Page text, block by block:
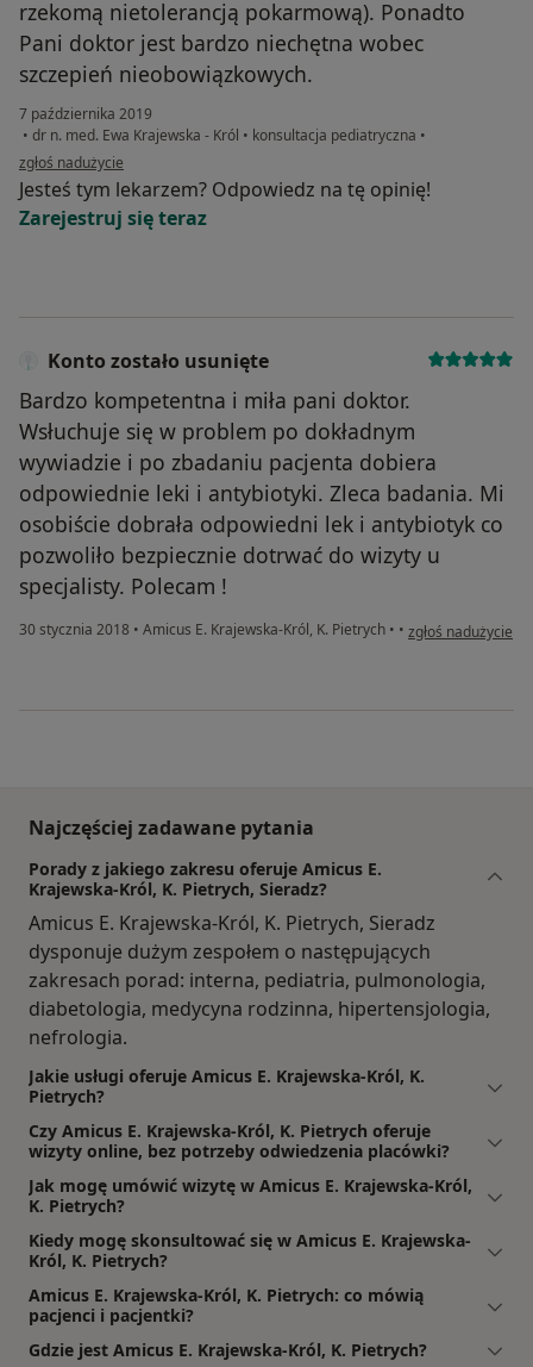
rzekomą nietolerancją pokarmową). Ponadto
Pani doktor jest bardzo niechętna wobec
szczepień nieobowiązkowych.
7 października 2019
• dr n. med. Ewa Krajewska - Król • konsultacja pediatryczna •
w opinii użytkownika Konto zostało usunięte
zgłoś nadużycie
Jesteś tym lekarzem? Odpowiedz na tę opinię!
Zarejestruj się teraz
Konto zostało usunięte
Bardzo kompetentna i miła pani doktor.
Wsłuchuje się w problem po dokładnym
wywiadzie i po zbadaniu pacjenta dobiera
odpowiednie leki i antybiotyki. Zleca badania. Mi
osobiście dobrała odpowiedni lek i antybiotyk co
pozwoliło bezpiecznie dotrwać do wizyty u
specjalisty. Polecam !
30 stycznia 2018 • Amicus E. Krajewska-Król, K. Pietrych • • w opinii
zgłoś nadużycie
Najczęściej zadawane pytania
Porady z jakiego zakresu oferuje Amicus E.
Krajewska-Król, K. Pietrych, Sieradz?
Amicus E. Krajewska-Król, K. Pietrych, Sieradz
dysponuje dużym zespołem o następujących
zakresach porad: interna, pediatria, pulmonologia,
diabetologia, medycyna rodzinna, hipertensjologia,
nefrologia.
Jakie usługi oferuje Amicus E. Krajewska-Król, K.
Pietrych?
Czy Amicus E. Krajewska-Król, K. Pietrych oferuje
wizyty online, bez potrzeby odwiedzenia placówki?
Jak mogę umówić wizytę w Amicus E. Krajewska-Król,
K. Pietrych?
Kiedy mogę skonsultować się w Amicus E. Krajewska-
Król, K. Pietrych?
Amicus E. Krajewska-Król, K. Pietrych: co mówią
pacjenci i pacjentki?
Gdzie jest Amicus E. Krajewska-Król, K. Pietrych?